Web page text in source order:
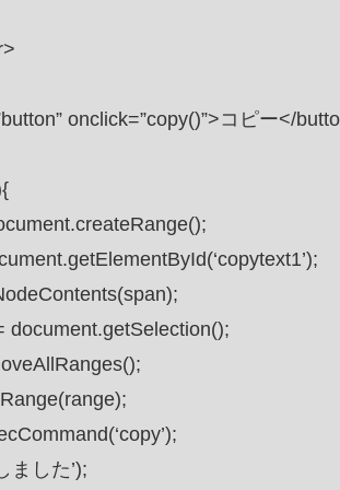
onclick=”copy()”>コピー</
した’);